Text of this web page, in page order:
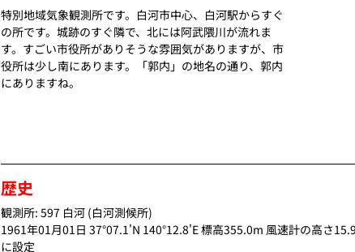
特別地域気象観測所です。白河市中心、白河駅からすぐ
の所です。城跡のすぐ隣で、北には阿武隈川が流れま
す。すごい市役所がありそうな雰囲気がありますが、市
役所は少し南にあります。「郭内」の地名の通り、郭内
にありますね。
歴史
観測所: 597 白河 (白河測候所)
1961年01月01日 37°07.1'N 140°12.8'E 標高355.0m 風速計の高さ
に設定